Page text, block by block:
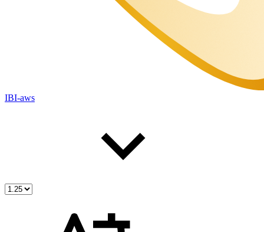
IBI-aws